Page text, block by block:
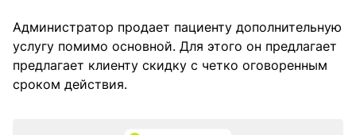
Администратор продает пациенту дополнительную
услугу помимо основной. Для этого он предлагает
предлагает клиенту скидку с четко оговоренным
сроком действия.